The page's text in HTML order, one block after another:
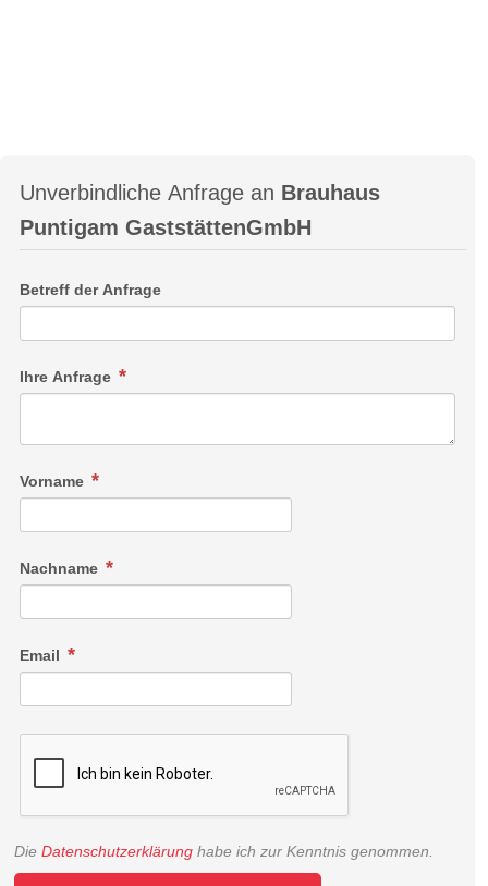
Unverbindliche Anfrage an Brauhaus
Puntigam GaststättenGmbH
Betreff der Anfrage
Ihre Anfrage
Vorname
Nachname
Email
Die Datenschutzerklärung habe ich zur Kenntnis genommen.